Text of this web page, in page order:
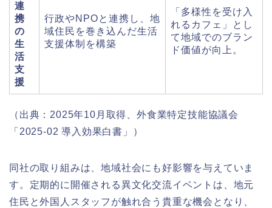
連
携
の
生
活
支
援
行政やNPOと連携し、地
域住民を巻き込んだ生活
支援体制を構築
「多様性を受け入
れるカフェ」とし
て地域でのブラン
ド価値が向上。
（出典：2025年10月取得、外食業特定技能協議会
「2025-02 導入効果白書」）
同社の取り組みは、地域社会にも好影響を与えていま
す。定期的に開催される異文化交流イベントは、地元
住民と外国人スタッフが触れ合う貴重な機会となり、